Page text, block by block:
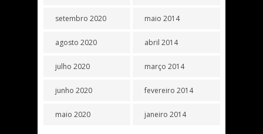
setembro 2020
agosto 2020
julho 2020
junho 2020
maio 2020
maio 2014
abril 2014
março 2014
fevereiro 2014
janeiro 2014